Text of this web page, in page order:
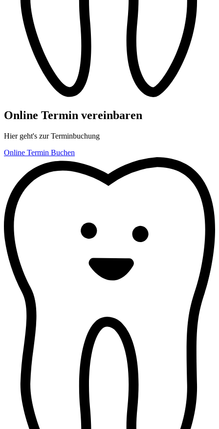
Online Termin vereinbaren
Hier geht's zur Terminbuchung
Online Termin Buchen